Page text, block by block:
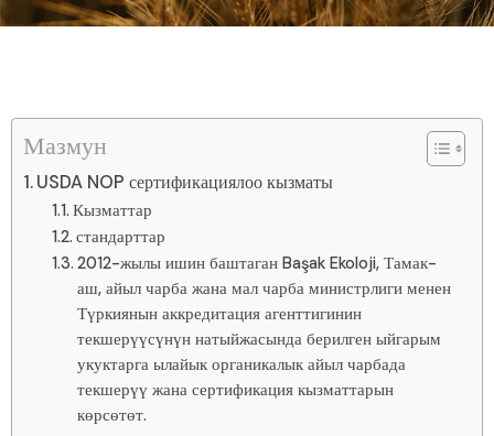
Мазмун
USDA NOP сертификациялоо кызматы
Кызматтар
стандарттар
2012-жылы ишин баштаган Başak Ekoloji, Тамак-
аш, айыл чарба жана мал чарба министрлиги менен
Түркиянын аккредитация агенттигинин
текшерүүсүнүн натыйжасында берилген ыйгарым
укуктарга ылайык органикалык айыл чарбада
текшерүү жана сертификация кызматтарын
көрсөтөт.